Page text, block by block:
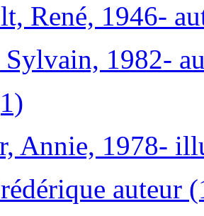
René, 1946-
1982-
Annie, 1978-
auteur